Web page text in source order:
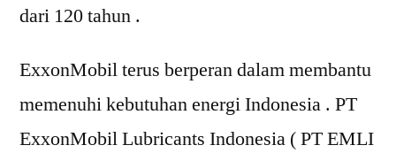
dari 120 tahun .
ExxonMobil terus berperan dalam membantu
memenuhi kebutuhan energi Indonesia . PT
ExxonMobil Lubricants Indonesia ( PT EMLI